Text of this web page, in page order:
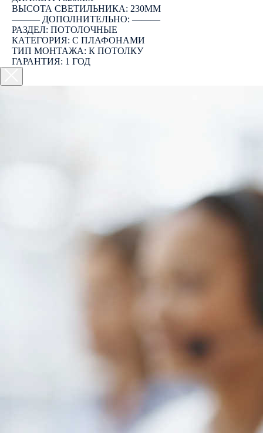
ВЫСОТА СВЕТИЛЬНИКА: 230ММ
――― ДОПОЛНИТЕЛЬНО: ―――
РАЗДЕЛ: ПОТОЛОЧНЫЕ
КАТЕГОРИЯ: С ПЛАФОНАМИ
ТИП МОНТАЖА: К ПОТОЛКУ
ГАРАНТИЯ: 1 ГОД